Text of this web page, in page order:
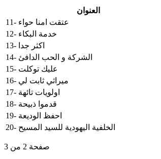
العنوان
11- عتقت امنا حواء
12- خدمة البكاء
13- اكثر جدا
14- الشركة و الحب الدافئ
15- عليك توكلت
16- ميراثي ثابت لي
17- اولويات تائهة
18- قدموا ذبيحة
19- احفظ الوديعة
20- الخلفية اليهودية للسيد المسيح
صفحة 2 من 3